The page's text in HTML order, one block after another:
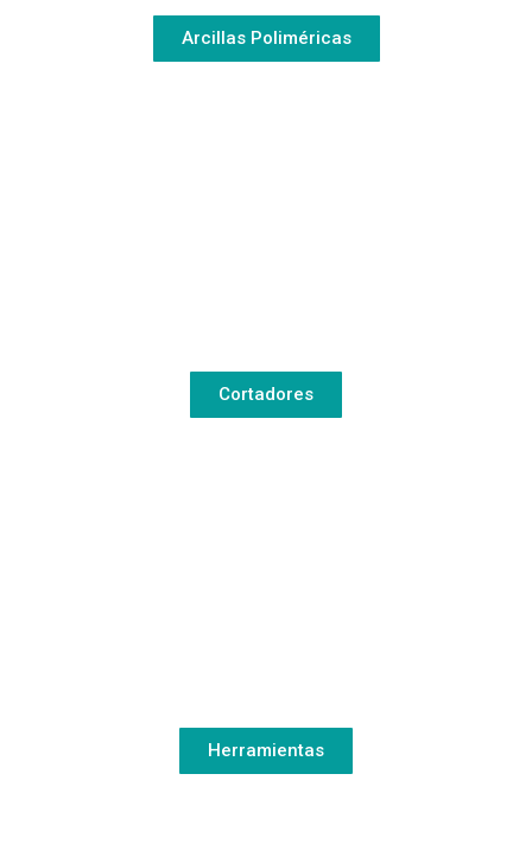
Arcillas Poliméricas
Cortadores
Herramientas